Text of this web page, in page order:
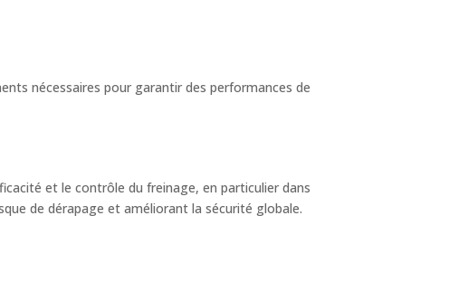
nécessaires pour garantir des performances de
et le contrôle du freinage, en particulier dans
de dérapage et améliorant la sécurité globale.